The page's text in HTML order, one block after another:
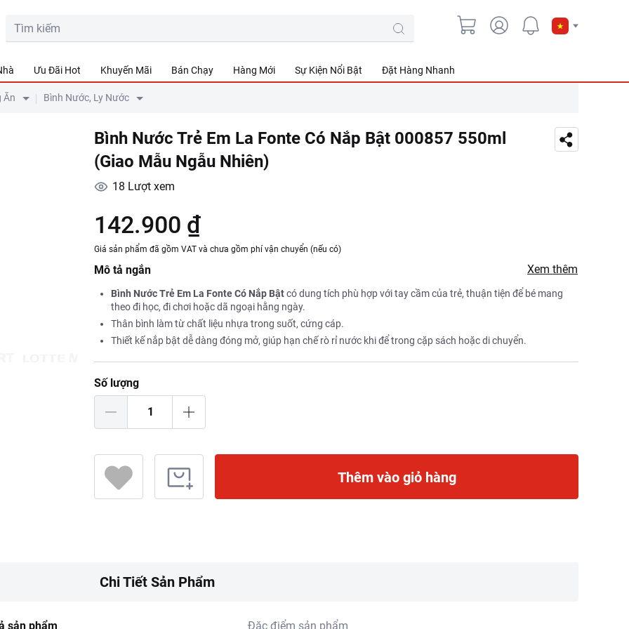
Ưu Đãi Hot Khuyến Mãi Bán Chạy Hàng Mới Sự Kiện Nổi Bật Đặt Hàng Nhanh
Ăn Bình Nước, Ly Nước
Bình Nước Trẻ Em La Fonte Có Nắp Bật 000857 550ml
(Giao Mẫu Ngẫu Nhiên)
18 Lượt xem
142.900 ₫
Giá sản phẩm đã gồm VAT và chưa gồm phí vận chuyển (nếu có)
Mô tả ngắn Xem thêm
Bình Nước Trẻ Em La Fonte Có Nắp Bậtcó dung tích phù hợp với tay cầm của trẻ, thuận tiện để bé mang
theo đi học, đi chơi hoặc dã ngoại hằng ngày.
Thân bình làm từ chất liệu nhựa trong suốt, cứng cáp.
Thiết kế nắp bật dễ dàng đóng mở, giúp hạn chế rò rỉ nước khi để trong cặp sách hoặc di chuyển.
Số lượng
Thêm vào giỏ hàng
Chi Tiết Sản Phẩm
sản phẩm Đặc điểm sản phẩm